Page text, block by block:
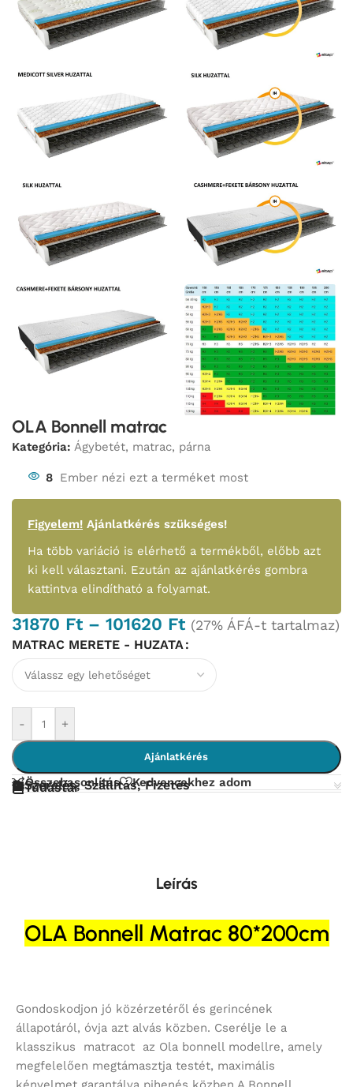
OLA Bonnell matrac
Kategória: Ágybetét, matrac, párna
8 Ember nézi ezt a terméket most
Figyelem! Ajánlatkérés szükséges!
Ha több variáció is elérhető a termékből, előbb azt
ki kell választani. Ezután az ajánlatkérés gombra
kattintva elindítható a folyamat.
31870 Ft – 101620 Ft (27% ÁFÁ-t tartalmaz)
MATRAC MERETE - HUZATA
- +
Ajánlatkérés
Összehasonlítás Kedvencekhez adom
Szerelés, Szállítás, Fizetés
Tudástár
Leírás
OLA Bonnell Matrac 80*200cm
Gondoskodjon jó közérzetéről és gerincének
állapotáról, óvja azt alvás közben. Cserélje le a
klasszikus matracot az Ola bonnell modellre, amely
megfelelően megtámasztja testét, maximális